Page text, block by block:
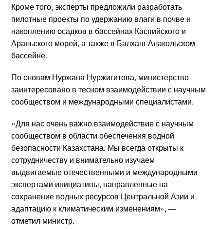
Кроме того, эксперты предложили разработать
пилотные проекты по удержанию влаги в почве и
накоплению осадков в бассейнах Каспийского и
Аральского морей, а также в Балхаш-Алакольском
бассейне.
По словам Нуржана Нуржигитова, министерство
заинтересовано в тесном взаимодействии с научным
сообществом и международными специалистами.
«Для нас очень важно взаимодействие с научным
сообществом в области обеспечения водной
безопасности Казахстана. Мы всегда открыты к
сотрудничеству и внимательно изучаем
выдвигаемые отечественными и международными
экспертами инициативы, направленные на
сохранение водных ресурсов Центральной Азии и
адаптацию к климатическим изменениям», —
отметил министр.